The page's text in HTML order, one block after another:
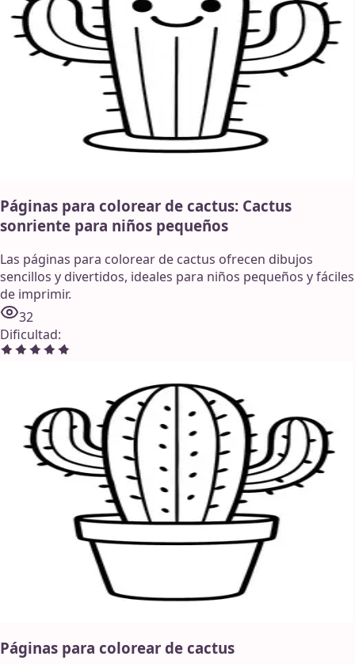
Páginas para colorear de cactus: Cactus
sonriente para niños pequeños
Las páginas para colorear de cactus ofrecen dibujos
sencillos y divertidos, ideales para niños pequeños y fáciles
de imprimir.
32
Dificultad:
Páginas para colorear de cactus